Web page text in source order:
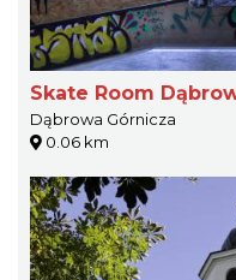
Skate Room
Dąbrowa Górnicza
0.06 km